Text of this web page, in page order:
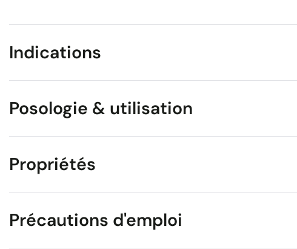
Indications
Posologie & utilisation
Propriétés
Précautions d'emploi